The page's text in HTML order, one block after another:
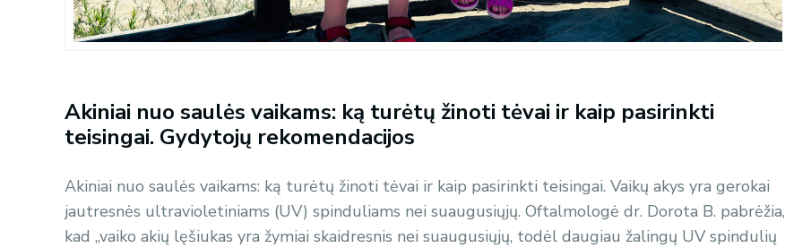
Akiniai nuo saulės vaikams: ką turėtų žinoti tėvai ir kaip pasirinkti
teisingai. Gydytojų rekomendacijos
Akiniai nuo saulės vaikams: ką turėtų žinoti tėvai ir kaip pasirinkti teisingai. Vaikų akys yra gerokai
jautresnės ultravioletiniams (UV) spinduliams nei suaugusiųjų. Oftalmologė dr. Dorota B. pabrėžia,
kad „vaiko akių lęšiukas yra žymiai skaidresnis nei suaugusiųjų, todėl daugiau žalingų UV spindulių